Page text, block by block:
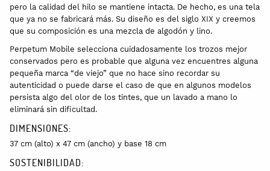
pero la calidad del hilo se mantiene intacta. De hecho, es una tela
que ya no se fabricará más. Su diseño es del siglo XIX y creemos
que su composición es una mezcla de algodón y lino.
Perpetum Mobile selecciona cuidadosamente los trozos mejor
conservados pero es probable que alguna vez encuentres alguna
pequeña marca “de viejo” que no hace sino recordar su
autenticidad o puede darse el caso de que en algunos modelos
persista algo del olor de los tintes, que un lavado a mano lo
eliminará sin dificultad.
DIMENSIONES:
37 cm (alto) x 47 cm (ancho) y base 18 cm
SOSTENIBILIDAD: